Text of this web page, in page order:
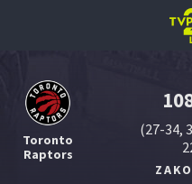
Toronto
Raptors
(27-34,